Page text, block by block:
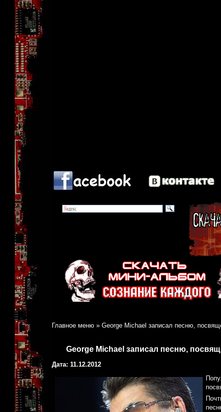
Главное меню » George Michael записал песню,
George Michael записал песню,
Дата: 11.12.2012